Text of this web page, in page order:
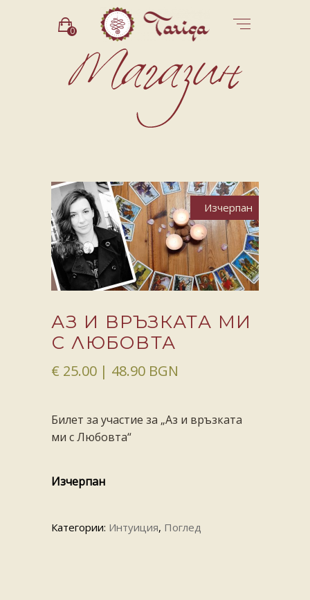
0
Изчерпан
АЗ И ВРЪЗКАТА МИ
С ЛЮБОВТА
€ 25.00 | 48.90 BGN
Билет за участие за „Аз и връзката
ми с Любовта“
Изчерпан
Категории: Интуиция, Поглед